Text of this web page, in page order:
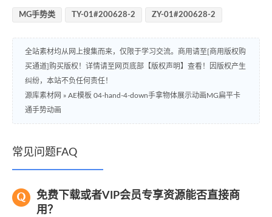
MG手势类 TY-01#200628-2 ZY-01#200628-2
全站素材均从网上搜集而来，仅限于学习交流。商用请至[商用版权购
买通道]购买版权！详情请至网页底部【版权声明】查看！因版权产生
纠纷，本站不负任何责任！
源库素材网 » AE模板 04-hand-4-down手拿物体展示动画MG扁平卡
通手势动画
常见问题FAQ
免费下载或者VIP会员专享资源能否直接商
用？